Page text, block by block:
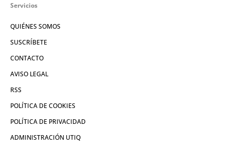
Servicios
QUIÉNES SOMOS
SUSCRÍBETE
CONTACTO
AVISO LEGAL
RSS
POLÍTICA DE COOKIES
POLÍTICA DE PRIVACIDAD
ADMINISTRACIÓN UTIQ